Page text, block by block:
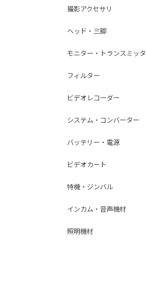
撮影アクセサリ
ヘッド・三脚
モニター・トランスミッタ
フィルター
ビデオレコーダー
システム・コンバーター
バッテリー・電源
ビデオカート
特機・ジンバル
インカム・音声機材
照明機材